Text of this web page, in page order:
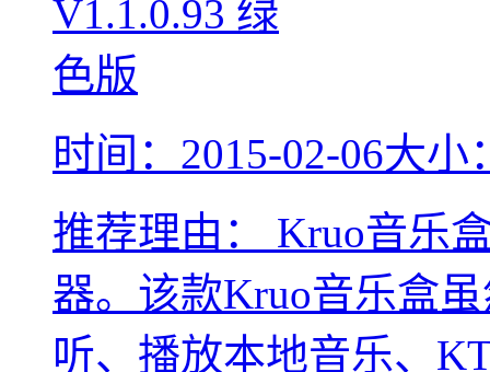
时间：2015-02-06大小
推荐理由：
Kruo音乐
器。该款Kruo音乐盒
听、播放本地音乐、